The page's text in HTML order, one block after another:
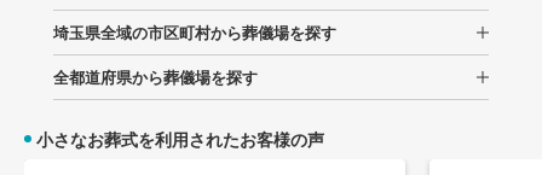
埼玉県全域の市区町村から葬儀場を探す
全都道府県から葬儀場を探す
小さなお葬式を利用されたお客様の声